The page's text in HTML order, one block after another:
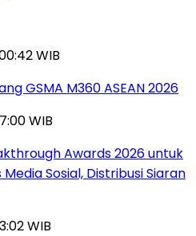
WIB
GSMA M360 ASEAN 2026
WIB
Awards 2026 untuk
Sosial, Distribusi Siaran
WIB